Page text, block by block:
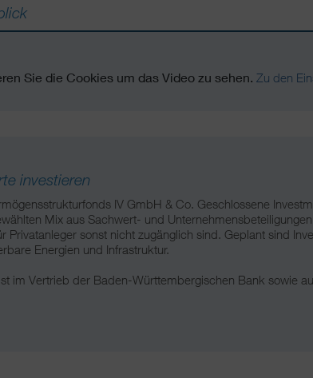
Sie die Cookies um das Video zu sehen. Zu den
investieren
IV GmbH & Co. Geschlossene
Mix aus Sachwert- und
Privatanleger sonst nicht zugänglich sind. Geplant sind
Energien und Infrastruktur.
im Vertrieb der Baden-Württembergischen Bank sowie